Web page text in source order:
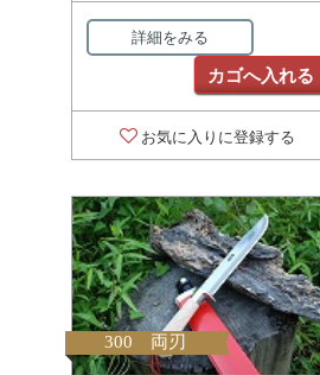
詳細をみる
カゴへ入れる
お気に入りに登録する
300 両刃